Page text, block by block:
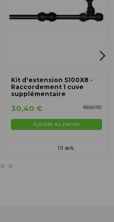
Kit d'extension S100X8 -
Raccordement 1 cuve
supplémentaire
888090
30,40 €
Ajouter au panier